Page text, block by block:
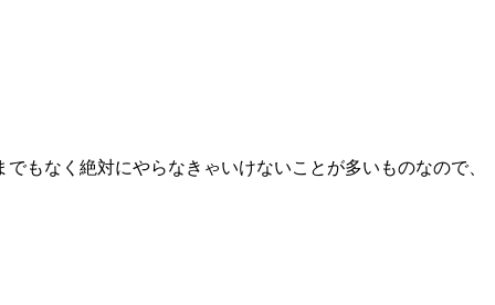
もなく絶対にやらなきゃいけないことが多いものなので、